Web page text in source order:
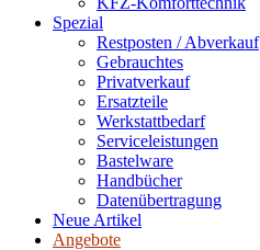
Spezial
Restposten / Abverkauf
Gebrauchtes
Privatverkauf
Ersatzteile
Werkstattbedarf
Serviceleistungen
Bastelware
Handbücher
Datenübertragung
Neue Artikel
Angebote